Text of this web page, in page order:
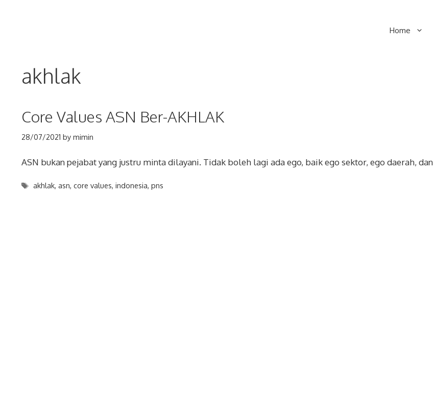
Home
akhlak
Core Values ASN Ber-AKHLAK
28/07/2021 by mimin
ASN bukan pejabat yang justru minta dilayani. Tidak boleh lagi ada ego, baik ego sektor, ego daerah,
Tags
akhlak,asn,core values,indonesia,pns